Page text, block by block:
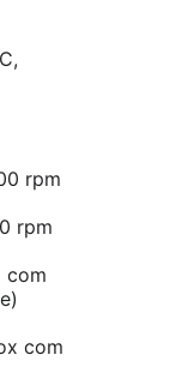
rpm
rpm
com
com